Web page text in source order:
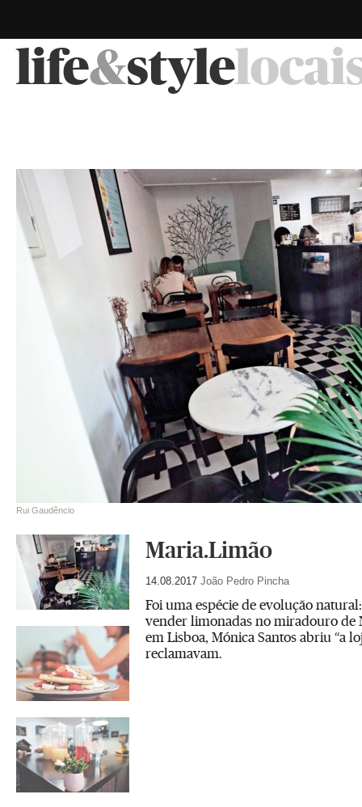
life&style
Rui Gaudêncio
Maria.Limão
14.08.2017 João Pedro Pincha
Foi uma espécie de evolução
vender limonadas no miradouro de
em Lisboa, Mónica Santos abriu “a
reclamavam.